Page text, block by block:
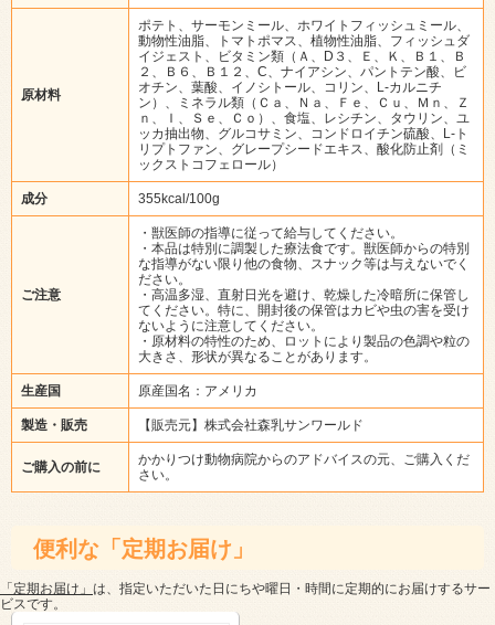
原材料
ポテト、サーモンミール、ホワイトフィッシュミール、
動物性油脂、トマトポマス、植物性油脂、フィッシュダ
イジェスト、ビタミン類（Ａ、D３、Ｅ、Ｋ、Ｂ１、Ｂ
２、Ｂ６、Ｂ１２、C、ナイアシン、パントテン酸、ビ
オチン、葉酸、イノシトール、コリン、L‐カルニチ
ン）、ミネラル類（Ｃａ、Ｎａ、Ｆｅ、Ｃｕ、Ｍｎ、Ｚ
ｎ、Ｉ、Ｓｅ、Ｃｏ）、食塩、レシチン、タウリン、ユ
ッカ抽出物、グルコサミン、コンドロイチン硫酸、L-ト
リプトファン、グレープシードエキス、酸化防止剤（ミ
ックストコフェロール）
成分 355kcal/100g
ご注意
・獣医師の指導に従って給与してください。
・本品は特別に調製した療法食です。獣医師からの特別
な指導がない限り他の食物、スナック等は与えないでく
ださい。
・高温多湿、直射日光を避け、乾燥した冷暗所に保管し
てください。特に、開封後の保管はカビや虫の害を受け
ないように注意してください。
・原材料の特性のため、ロットにより製品の色調や粒の
大きさ、形状が異なることがあります。
生産国 原産国名：アメリカ
製造・販売 【販売元】株式会社森乳サンワールド
ご購入の前に
かかりつけ動物病院からのアドバイスの元、ご購入くだ
さい。
便利な「定期お届け」
「定期お届け」 は、指定いただいた日にちや曜日・時間に定期的にお届けするサー
ビスです。